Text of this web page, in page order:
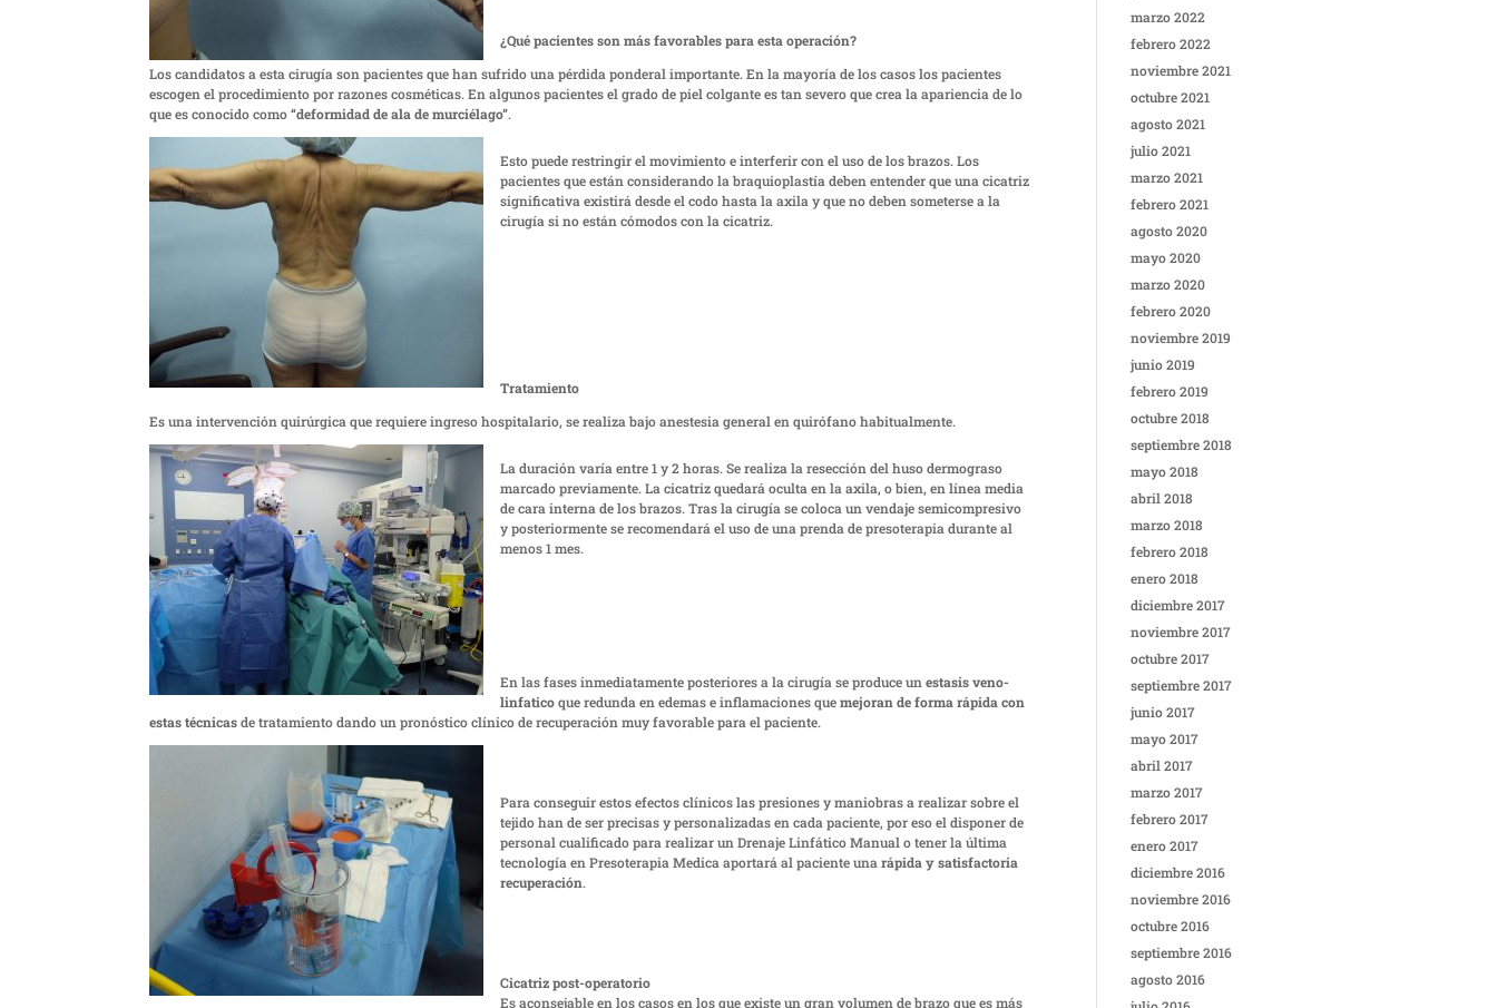
¿Qué pacientes son más favorables para esta operación?
Los candidatos a esta cirugía son pacientes que han sufrido una pérdida ponderal importante. En la mayoría de los casos los pacientes
escogen el procedimiento por razones cosméticas. En algunos pacientes el grado de piel colgante es tan severo que crea la apariencia de lo
que es conocido como“deformidad de ala de murciélago”.
Esto puede restringir el movimiento e interferir con el uso de los brazos. Los
pacientes que están considerando la braquioplastía deben entender que una cicatriz
significativa existirá desde el codo hasta la axila y que no deben someterse a la
cirugía si no están cómodos con la cicatriz.
Tratamiento
Es una intervención quirúrgica que requiere ingreso hospitalario, se realiza bajo anestesia general en quirófano habitualmente.
La duración varía entre 1 y 2 horas. Se realiza la resección del huso dermograso
marcado previamente. La cicatriz quedará oculta en la axila, o bien, en línea media
de cara interna de los brazos. Tras la cirugía se coloca un vendaje semicompresivo
y posteriormente se recomendará el uso de una prenda de presoterapia durante al
menos 1 mes.
En las fases inmediatamente posteriores a la cirugía se produce unestasis veno-
linfaticoque redunda en edemas e inflamaciones quemejoran de forma rápida con
estas técnicasde tratamiento dando un pronóstico clínico de recuperación muy favorable para el paciente.
Para conseguir estos efectos clínicos las presiones y maniobras a realizar sobre el
tejido han de ser precisas y personalizadas en cada paciente, por eso el disponer de
personal cualificado para realizar un Drenaje Linfático Manual o tener la última
tecnología en Presoterapia Medica aportará al paciente unarápida y satisfactoria
recuperación.
Cicatriz post-operatorio
Es aconsejable en los casos en los que existe un gran volumen de brazo que es más
marzo 2022
febrero 2022
noviembre 2021
octubre 2021
agosto 2021
julio 2021
marzo 2021
febrero 2021
agosto 2020
mayo 2020
marzo 2020
febrero 2020
noviembre 2019
junio 2019
febrero 2019
octubre 2018
septiembre 2018
mayo 2018
abril 2018
marzo 2018
febrero 2018
enero 2018
diciembre 2017
noviembre 2017
octubre 2017
septiembre 2017
junio 2017
mayo 2017
abril 2017
marzo 2017
febrero 2017
enero 2017
diciembre 2016
noviembre 2016
octubre 2016
septiembre 2016
agosto 2016